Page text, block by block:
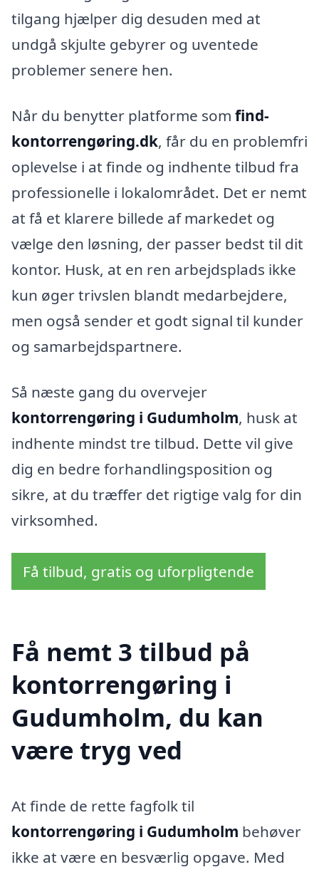
tilgang hjælper dig desuden med at
undgå skjulte gebyrer og uventede
problemer senere hen.
Når du benytter platforme som find-
kontorrengøring.dk, får du en problemfri
oplevelse i at finde og indhente tilbud fra
professionelle i lokalområdet. Det er nemt
at få et klarere billede af markedet og
vælge den løsning, der passer bedst til dit
kontor. Husk, at en ren arbejdsplads ikke
kun øger trivslen blandt medarbejdere,
men også sender et godt signal til kunder
og samarbejdspartnere.
Så næste gang du overvejer
kontorrengøring i Gudumholm, husk at
indhente mindst tre tilbud. Dette vil give
dig en bedre forhandlingsposition og
sikre, at du træffer det rigtige valg for din
virksomhed.
Få tilbud, gratis og uforpligtende
Få nemt 3 tilbud på
kontorrengøring i
Gudumholm, du kan
være tryg ved
At finde de rette fagfolk til
kontorrengøring i Gudumholm behøver
ikke at være en besværlig opgave. Med